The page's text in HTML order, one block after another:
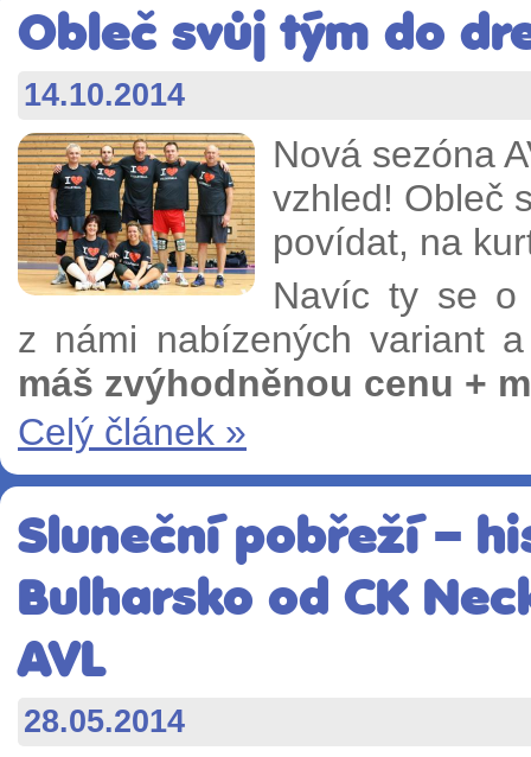
Obleč svůj tým do
14.10.2014
Nová sezóna
vzhled! Obleč
povídat, na
Navíc ty se o
z námi nabízených variant
máš zvýhodněnou cenu +
Celý článek »
Sluneční pobřeží –
Bulharsko od CK
AVL
28.05.2014